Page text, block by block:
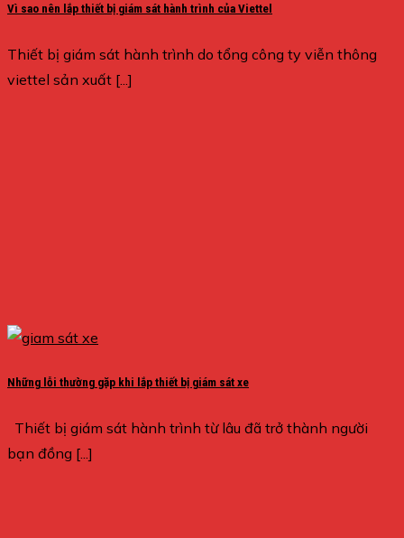
Vì sao nên lắp thiết bị giám sát hành trình của Viettel
Thiết bị giám sát hành trình do tổng công ty viễn thông
viettel sản xuất [...]
Những lỗi thường gặp khi lắp thiết bị giám sát xe
Thiết bị giám sát hành trình từ lâu đã trở thành người
bạn đồng [...]